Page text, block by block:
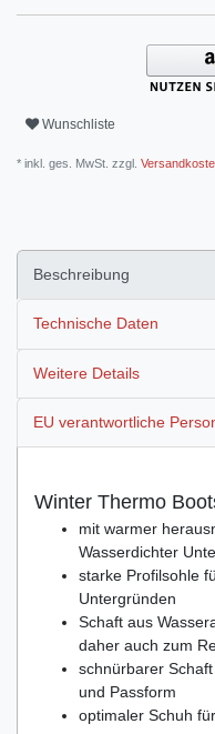
Wunschliste
* inkl. ges. MwSt. zzgl.
Beschreibung
Technische Daten
Weitere Details
EU verantwortliche
Winter Thermo
mit warmer
Wasserdichter
starke Profilsohle
Untergründen
Schaft aus
daher auch zum
schnürbarer
und Passform
optimaler Schuh